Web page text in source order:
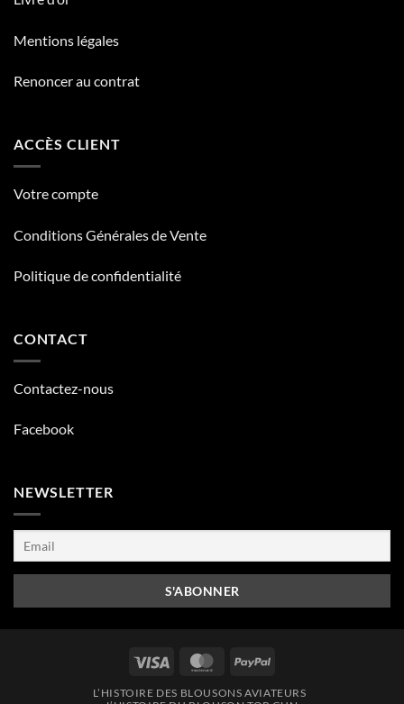
Mentions légales
Renoncer au contrat
ACCÈS CLIENT
Votre compte
Conditions Générales de Vente
Politique de confidentialité
CONTACT
Contactez-nous
Facebook
NEWSLETTER
Visa MasterCardPayPal
L’HISTOIRE DES BLOUSONS AVIATEURS